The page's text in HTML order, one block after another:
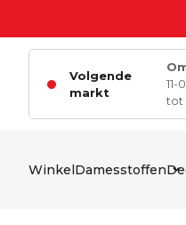
Volgende
markt
11-
tot
WinkelDamesstoffen